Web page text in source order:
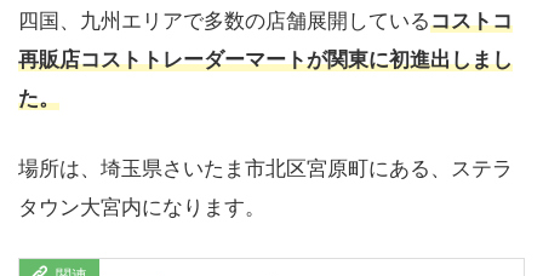
四国、九州エリアで多数の店舗展開しているコストコ
再販店コストトレーダーマートが関東に初進出しまし
た。
場所は、埼玉県さいたま市北区宮原町にある、ステラ
タウン大宮内になります。